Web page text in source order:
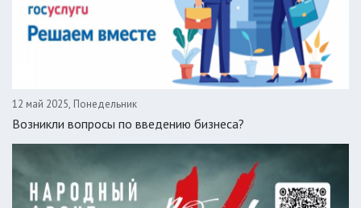
12 май 2025, Понедельник
Возникли вопросы по введению бизнеса?